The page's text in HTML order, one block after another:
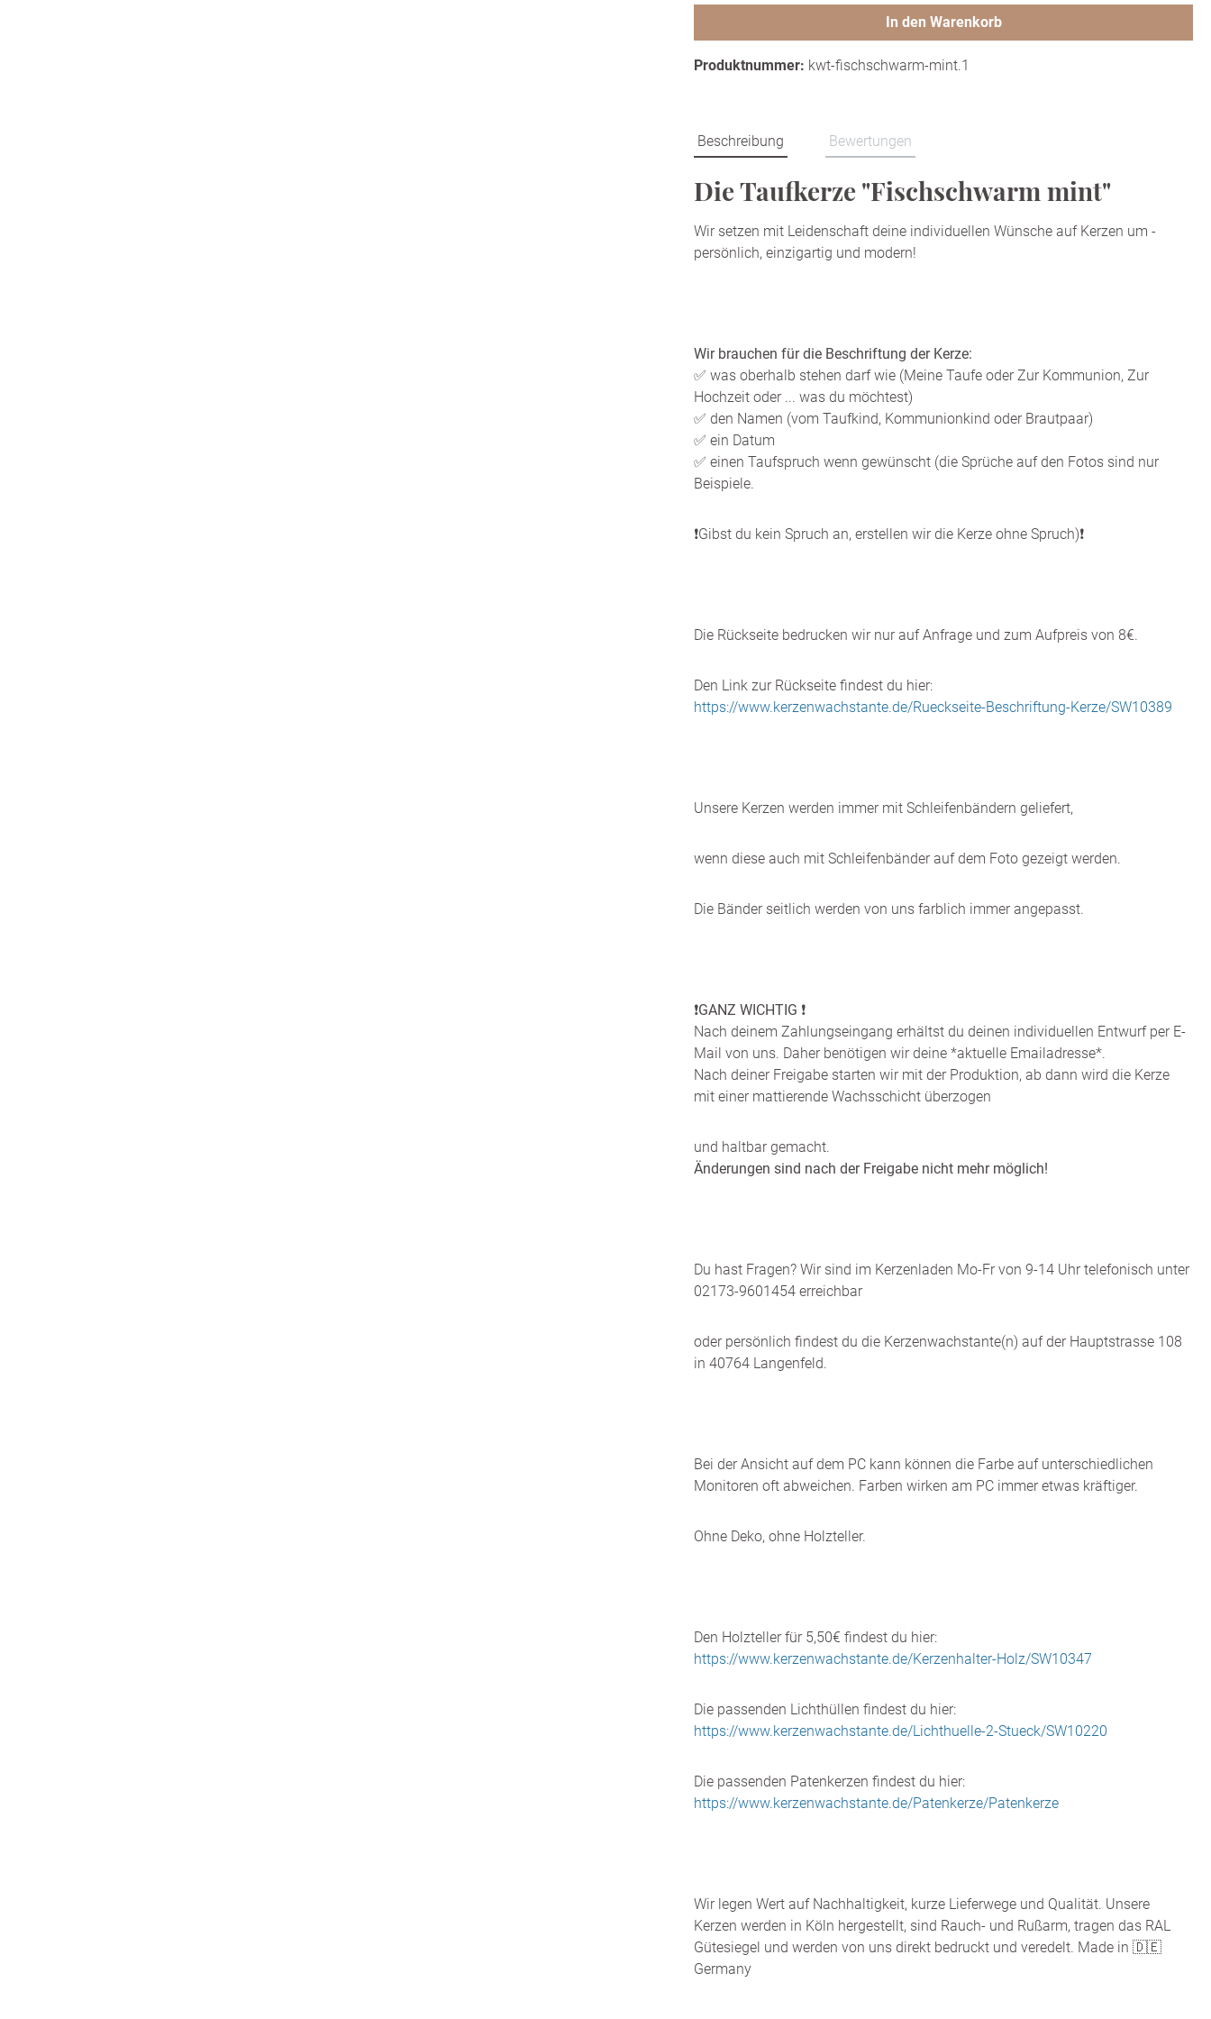
In den Warenkorb
Produktnummer: kwt-fischschwarm-mint.1
Beschreibung Bewertungen
Die Taufkerze "Fischschwarm mint"
Wir setzen mit Leidenschaft deine individuellen Wünsche auf Kerzen um -
persönlich, einzigartig und modern!
Wir brauchen für die Beschriftung der Kerze:
✅ was oberhalb stehen darf wie (Meine Taufe oder Zur Kommunion, Zur
Hochzeit oder ... was du möchtest)
✅ den Namen (vom Taufkind, Kommunionkind oder Brautpaar)
✅ ein Datum
✅ einen Taufspruch wenn gewünscht (die Sprüche auf den Fotos sind nur
Beispiele.
❗️Gibst du kein Spruch an, erstellen wir die Kerze ohne Spruch)❗️
Die Rückseite bedrucken wir nur auf Anfrage und zum Aufpreis von 8€.
Den Link zur Rückseite findest du hier:
https://www.kerzenwachstante.de/Rueckseite-Beschriftung-Kerze/SW10389
Unsere Kerzen werden immer mit Schleifenbändern geliefert,
wenn diese auch mit Schleifenbänder auf dem Foto gezeigt werden.
Die Bänder seitlich werden von uns farblich immer angepasst.
❗️GANZ WICHTIG ❗️
Nach deinem Zahlungseingang erhältst du deinen individuellen Entwurf per E-
Mail von uns. Daher benötigen wir deine *aktuelle Emailadresse*.
Nach deiner Freigabe starten wir mit der Produktion, ab dann wird die Kerze
mit einer mattierende Wachsschicht überzogen
und haltbar gemacht.
Änderungen sind nach der Freigabe nicht mehr möglich!
Du hast Fragen? Wir sind im Kerzenladen Mo-Fr von 9-14 Uhr telefonisch unter
02173-9601454 erreichbar
oder persönlich findest du die Kerzenwachstante(n) auf der Hauptstrasse 108
in 40764 Langenfeld.
Bei der Ansicht auf dem PC kann können die Farbe auf unterschiedlichen
Monitoren oft abweichen. Farben wirken am PC immer etwas kräftiger.
Ohne Deko, ohne Holzteller.
Den Holzteller für 5,50€ findest du hier:
https://www.kerzenwachstante.de/Kerzenhalter-Holz/SW10347
Die passenden Lichthüllen findest du hier:
https://www.kerzenwachstante.de/Lichthuelle-2-Stueck/SW10220
Die passenden Patenkerzen findest du hier:
https://www.kerzenwachstante.de/Patenkerze/Patenkerze
Wir legen Wert auf Nachhaltigkeit, kurze Lieferwege und Qualität. Unsere
Kerzen werden in Köln hergestellt, sind Rauch- und Rußarm, tragen das RAL
Gütesiegel und werden von uns direkt bedruckt und veredelt. Made in🇩🇪
Germany